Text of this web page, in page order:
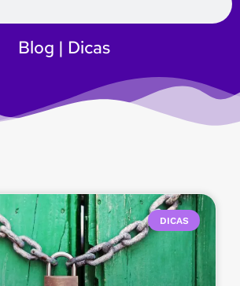
Blog | Dicas
DICAS